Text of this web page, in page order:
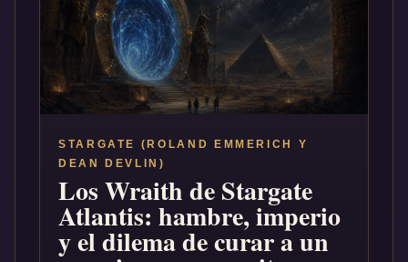
STARGATE (ROLAND EMMERICH Y
DEAN DEVLIN)
Los Wraith de Stargate
Atlantis: hambre, imperio
y el dilema de curar a un